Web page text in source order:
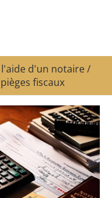
d'un notaire
fiscaux